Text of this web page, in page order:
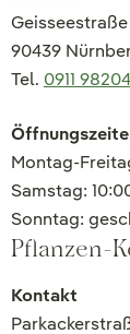
90439
Tel. 0911
Montag-
Samstag:
Sonntag:
Pflanzen-
Kontakt